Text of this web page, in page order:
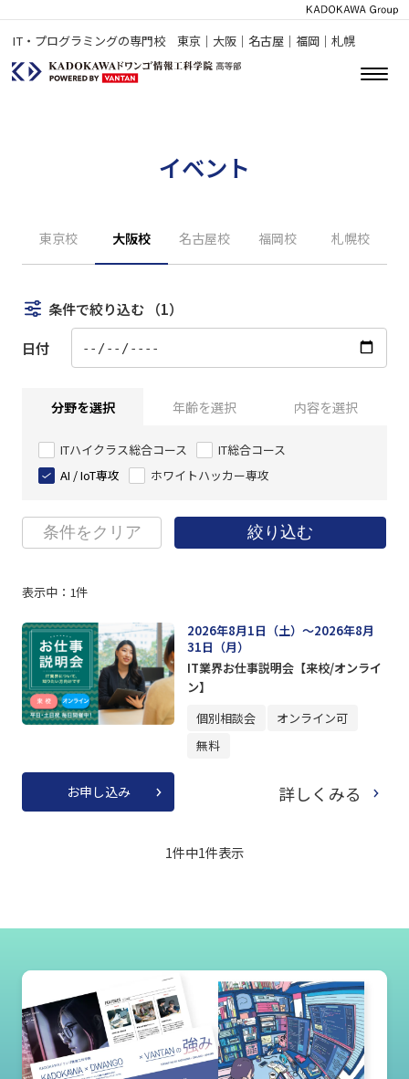
IT・プログラミングの専門校 東京｜大阪｜名古屋｜福岡｜札幌
イベント
東京校 大阪校 名古屋校 福岡校 札幌校
条件で絞り込む （1）
日付
分野を選択 年齢を選択 内容を選択
ITハイクラス総合コース
IT総合コース
AI / IoT専攻
ホワイトハッカー専攻
条件をクリア 絞り込む
表示中： 1件
2026年8月1日（土）～2026年8月
31日（月）
IT業界お仕事説明会【来校/オンライ
ン】
個別相談会
オンライン可
無料
お申し込み 詳しくみる
1件中1件表示